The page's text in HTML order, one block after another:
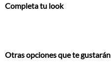
Completa tu look
Otras opciones que te gustarán